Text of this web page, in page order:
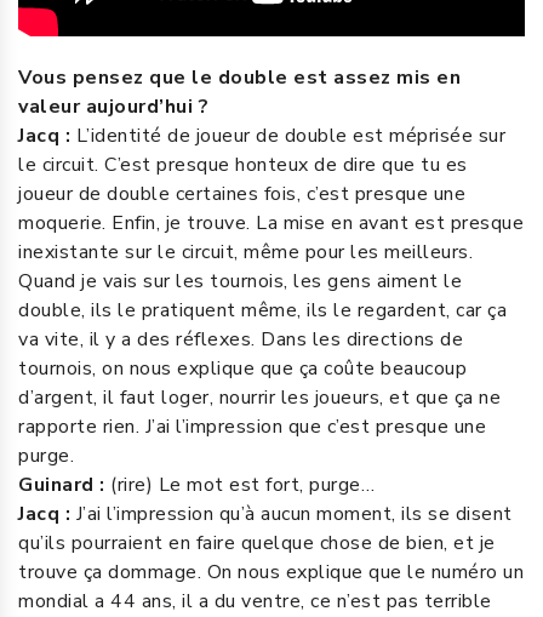
Vous pensez que le double est assez mis en
valeur aujourd’hui ?
Jacq : L’identité de joueur de double est méprisée sur
le circuit. C’est presque honteux de dire que tu es
joueur de double certaines fois, c’est presque une
moquerie. Enfin, je trouve. La mise en avant est presque
inexistante sur le circuit, même pour les meilleurs.
Quand je vais sur les tournois, les gens aiment le
double, ils le pratiquent même, ils le regardent, car ça
va vite, il y a des réflexes. Dans les directions de
tournois, on nous explique que ça coûte beaucoup
d’argent, il faut loger, nourrir les joueurs, et que ça ne
rapporte rien. J’ai l’impression que c’est presque une
purge.
Guinard : (rire) Le mot est fort, purge…
Jacq : J’ai l’impression qu’à aucun moment, ils se disent
qu’ils pourraient en faire quelque chose de bien, et je
trouve ça dommage. On nous explique que le numéro un
mondial a 44 ans, il a du ventre, ce n’est pas terrible